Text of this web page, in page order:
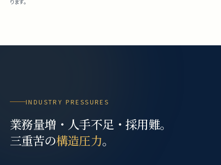
INDUSTRY PRESSURES
業務量増・人手不足・採用難。
三重苦の構造圧力。